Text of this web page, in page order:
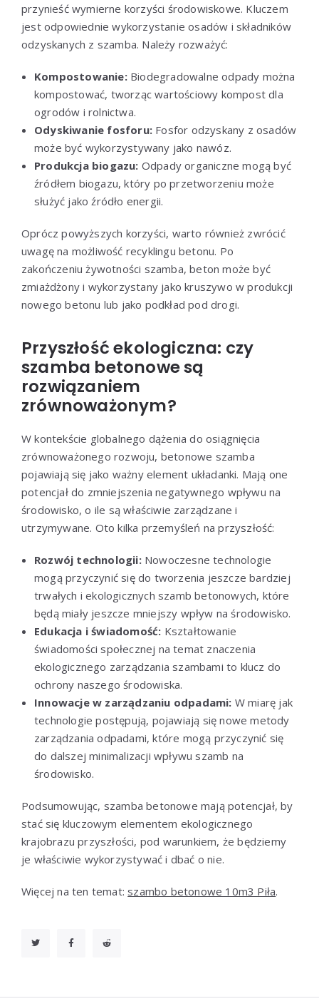
przynieść wymierne korzyści środowiskowe. Kluczem
jest odpowiednie wykorzystanie osadów i składników
odzyskanych z szamba. Należy rozważyć:
Kompostowanie:Biodegradowalne odpady można
kompostować, tworząc wartościowy kompost dla
ogrodów i rolnictwa.
Odyskiwanie fosforu: Fosfor odzyskany z osadów
może być wykorzystywany jako nawóz.
Produkcja biogazu: Odpady organiczne mogą być
źródłem biogazu, który po przetworzeniu może
służyć jako źródło energii.
Oprócz powyższych korzyści, warto również zwrócić
uwagę na możliwość recyklingu betonu. Po
zakończeniu żywotności szamba, beton może być
zmiażdżony i wykorzystany jako kruszywo w produkcji
nowego betonu lub jako podkład pod drogi.
Przyszłość ekologiczna: czy
szamba betonowe są
rozwiązaniem
zrównoważonym?
W kontekście globalnego dążenia do osiągnięcia
zrównoważonego rozwoju, betonowe szamba
pojawiają się jako ważny element układanki. Mają one
potencjał do zmniejszenia negatywnego wpływu na
środowisko, o ile są właściwie zarządzane i
utrzymywane. Oto kilka przemyśleń na przyszłość:
Rozwój technologii:Nowoczesne technologie
mogą przyczynić się do tworzenia jeszcze bardziej
trwałych i ekologicznych szamb betonowych, które
będą miały jeszcze mniejszy wpływ na środowisko.
Edukacja i świadomość: Kształtowanie
świadomości społecznej na temat znaczenia
ekologicznego zarządzania szambami to klucz do
ochrony naszego środowiska.
Innowacje w zarządzaniu odpadami: W miarę jak
technologie postępują, pojawiają się nowe metody
zarządzania odpadami, które mogą przyczynić się
do dalszej minimalizacji wpływu szamb na
środowisko.
Podsumowując, szamba betonowe mają potencjał, by
stać się kluczowym elementem ekologicznego
krajobrazu przyszłości, pod warunkiem, że będziemy
je właściwie wykorzystywać i dbać o nie.
Więcej na ten temat: szambo betonowe 10m3 Piła.